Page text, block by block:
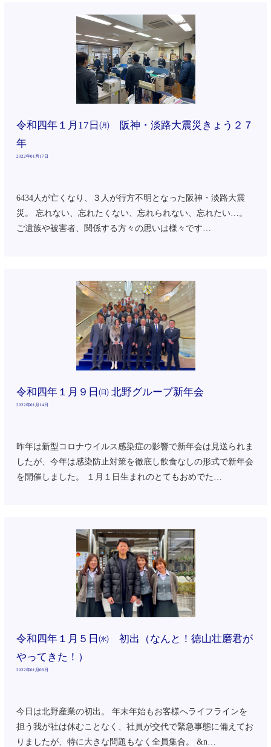
令和四年１月17日㈪ 阪神・淡路大震災きょう２７
年
2022年01月17日
6434人が亡くなり、３人が行方不明となった阪神・淡路大震
災。 忘れない、忘れたくない、忘れられない、忘れたい…。
ご遺族や被害者、関係する方々の思いは様々です…
令和四年１月９日㈰ 北野グループ新年会
2022年01月14日
昨年は新型コロナウイルス感染症の影響で新年会は見送られま
したが、今年は感染防止対策を徹底し飲食なしの形式で新年会
を開催しました。 １月１日生まれのとてもおめでた…
令和四年１月５日㈬ 初出（なんと！徳山壮磨君が
やってきた！）
2022年01月06日
今日は北野産業の初出。 年末年始もお客様へライフラインを
担う我が社は休むことなく、社員が交代で緊急事態に備えてお
りましたが、特に大きな問題もなく全員集合。 &n…